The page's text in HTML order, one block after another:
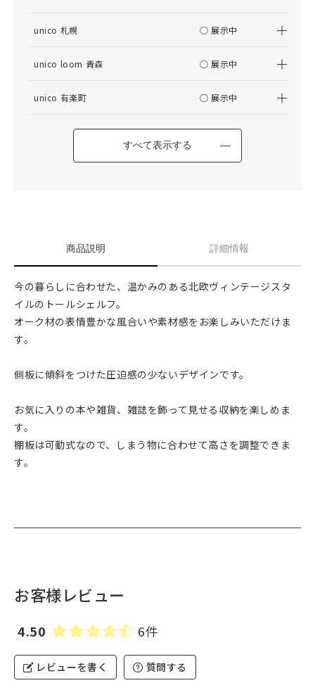
商品説明 詳細情報
今の暮らしに合わせた、温かみのある北欧ヴィンテージスタ
イルのトールシェルフ。
オーク材の表情豊かな風合いや素材感をお楽しみいただけま
す。
側板に傾斜をつけた圧迫感の少ないデザインです。
お気に入りの本や雑貨、雑誌を飾って見せる収納を楽しめま
す。
棚板は可動式なので、しまう物に合わせて高さを調整できま
す。
お客様レビュー
4.50 6件
レビューを書く 質問する
unico 札幌 ○ 展示中
unico loom 青森 ○ 展示中
unico 有楽町 ○ 展示中
すべて表示する